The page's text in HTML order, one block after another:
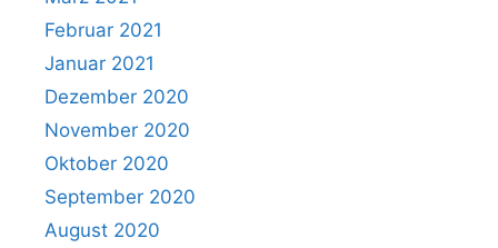
Februar 2021
Januar 2021
Dezember 2020
November 2020
Oktober 2020
September 2020
August 2020